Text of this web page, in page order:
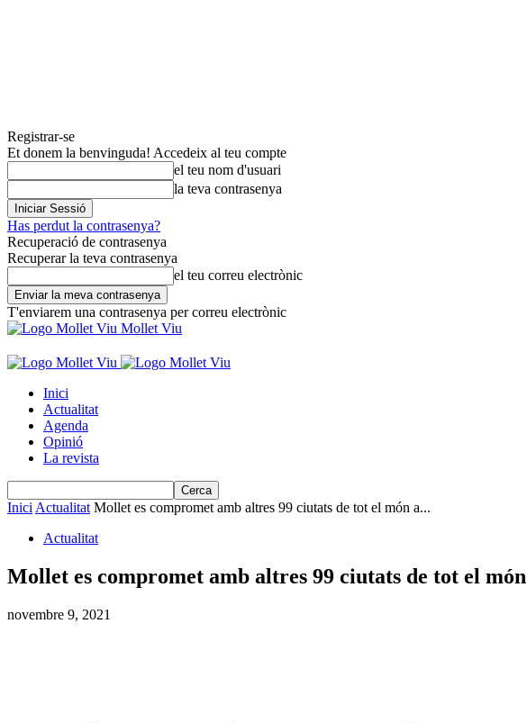
Registrar-se
Et donem la benvinguda! Accedeix al teu compte
el teu nom d'usuari
la teva contrasenya
Has perdut la contrasenya?
Recuperació de contrasenya
Recuperar la teva contrasenya
el teu correu electrònic
T'enviarem una contrasenya per correu electrònic
Mollet Viu
Inici
Actualitat
Agenda
Opinió
La revista
Inici Actualitat Mollet es compromet amb altres 99 ciutats de tot el món a...
Actualitat
Mollet es compromet amb altres 99 ciutats de tot el
novembre 9, 2021